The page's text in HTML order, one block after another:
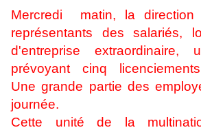
Mercredi matin, la
représentants des salariés,
d'entreprise extraordinaire,
prévoyant cinq
Une grande partie des
journée.
Cette unité de la